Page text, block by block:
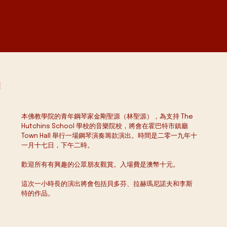
本佛教學院的青年鋼琴家金剛聖源（林聖源），為支持 The
Hutchins School 學校的音樂院校，將會在霍巴特市鎮廳
Town Hall 舉行一場鋼琴演奏籌款演出。時間是二零一九年十
一月十七日，下午二時。
歡迎所有有興趣的公眾朋友觀賞。入場費是澳幣十元。
這次一小時長的演出將會包括貝多芬、拉赫瑪尼諾夫和李斯
特的作品。